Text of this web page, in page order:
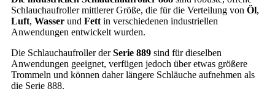
Schlauchaufroller mittlerer Größe, die für die Verteilung von Öl,
Luft, Wasser und Fett in verschiedenen industriellen
Anwendungen entwickelt wurden.
Die Schlauchaufroller derSerie 889 sind für dieselben
Anwendungen geeignet, verfügen jedoch über etwas größere
Trommeln und können daher längere Schläuche aufnehmen als
die Serie 888.